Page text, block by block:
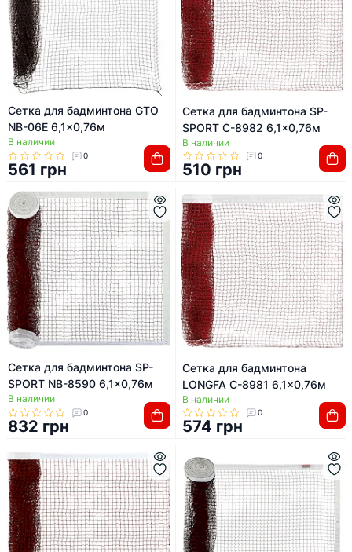
Сетка для бадминтона GTO
NB-06E 6,1x0,76м
В наличии
0
561 грн
Сетка для бадминтона SP-
SPORT C-8982 6,1x0,76м
В наличии
0
510 грн
Сетка для бадминтона SP-
SPORT NB-8590 6,1x0,76м
В наличии
0
832 грн
Сетка для бадминтона
LONGFA C-8981 6,1x0,76м
В наличии
0
574 грн